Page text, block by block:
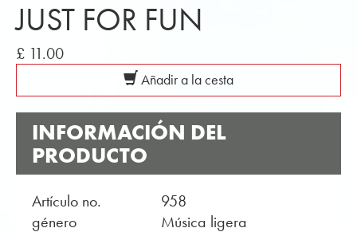
JUST FOR FUN
£ 11.00
Añadir a la cesta
INFORMACIÓN DEL
PRODUCTO
Artículo no.
958
género
Música ligera